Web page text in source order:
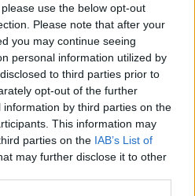
use the below opt-out
Please note that after your
you may continue seeing
personal information utilized by
to third parties prior to
opt-out of the further
by third parties on the
This information may
parties on the IAB’s List of
may further disclose it to other
miałam stosunek w
z odstawienia i
W niedzielę zaczęłam
pierwsza wzięłam
zapomniałam
to wzięłam
jakie jest ryzyko ciąży
biorąc pod uwagę ten
z czwartku.
Antykoncepcja
gość